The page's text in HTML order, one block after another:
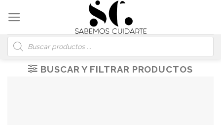
content
Búsqueda
de
productos
BUSCAR Y FILTRAR PRODUCTOS